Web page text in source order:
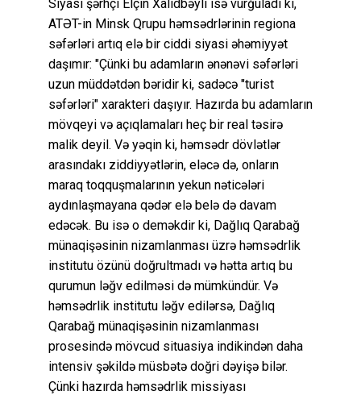
Siyasi şərhçi Elçin Xalidbəyli isə vurğuladı ki,
ATƏT-in Minsk Qrupu həmsədrlərinin regiona
səfərləri artıq elə bir ciddi siyasi əhəmiyyət
daşımır: "Çünki bu adamların ənənəvi səfərləri
uzun müddətdən bəridir ki, sadəcə "turist
səfərləri" xarakteri daşıyır. Hazırda bu adamların
mövqeyi və açıqlamaları heç bir real təsirə
malik deyil. Və yəqin ki, həmsədr dövlətlər
arasındakı ziddiyyətlərin, eləcə də, onların
maraq toqquşmalarının yekun nəticələri
aydınlaşmayana qədər elə belə də davam
edəcək. Bu isə o deməkdir ki, Dağlıq Qarabağ
münaqişəsinin nizamlanması üzrə həmsədrlik
institutu özünü doğrultmadı və hətta artıq bu
qurumun ləğv edilməsi də mümkündür. Və
həmsədrlik institutu ləğv edilərsə, Dağlıq
Qarabağ münaqişəsinin nizamlanması
prosesində mövcud situasiya indikindən daha
intensiv şəkildə müsbətə doğri dəyişə bilər.
Çünki hazırda həmsədrlik missiyası